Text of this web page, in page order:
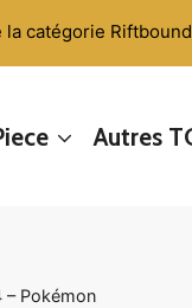
la catégorie
Autres
– Pokémon